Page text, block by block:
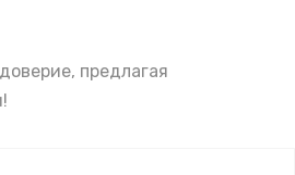
предлагая